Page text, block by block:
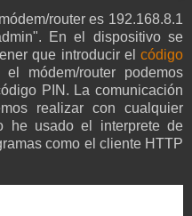
router es 192.168.8.1
En el dispositivo se
que introducir el código
módem/router podemos
PIN. La comunicación
realizar con cualquier
he usado el interprete de
como el cliente HTTP